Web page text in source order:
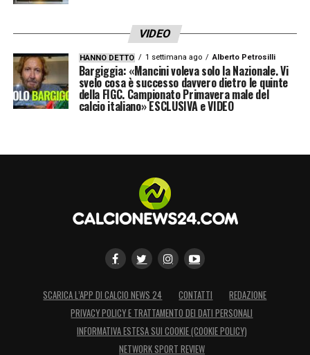
VIDEO
HANNO DETTO 1 settimana ago Alberto Petrosilli
Bargiggia: «Mancini voleva solo la Nazionale. Vi
svelo cosa è successo davvero dietro le quinte
della FIGC. Campionato Primavera male del
calcio italiano» ESCLUSIVA e VIDEO
SCARICA L’APP DI CALCIO NEWS 24 CONTATTI
REDAZIONE
PRIVACY POLICY E TRATTAMENTO DEI DATI PERSONALI
INFORMATIVA ESTESA SUI COOKIE (COOKIE POLICY)
NETWORK SPORT REVIEW